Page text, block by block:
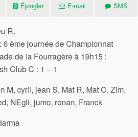
Épingler E-mail SMS
R.
6 ème journée de Championnat
de la Fourragère à 19h15 :
Club C : 1 – 1
M, cyril, jean S, Mat R, Mat C, Zim,
NEgli, jumo, ronan, Franck